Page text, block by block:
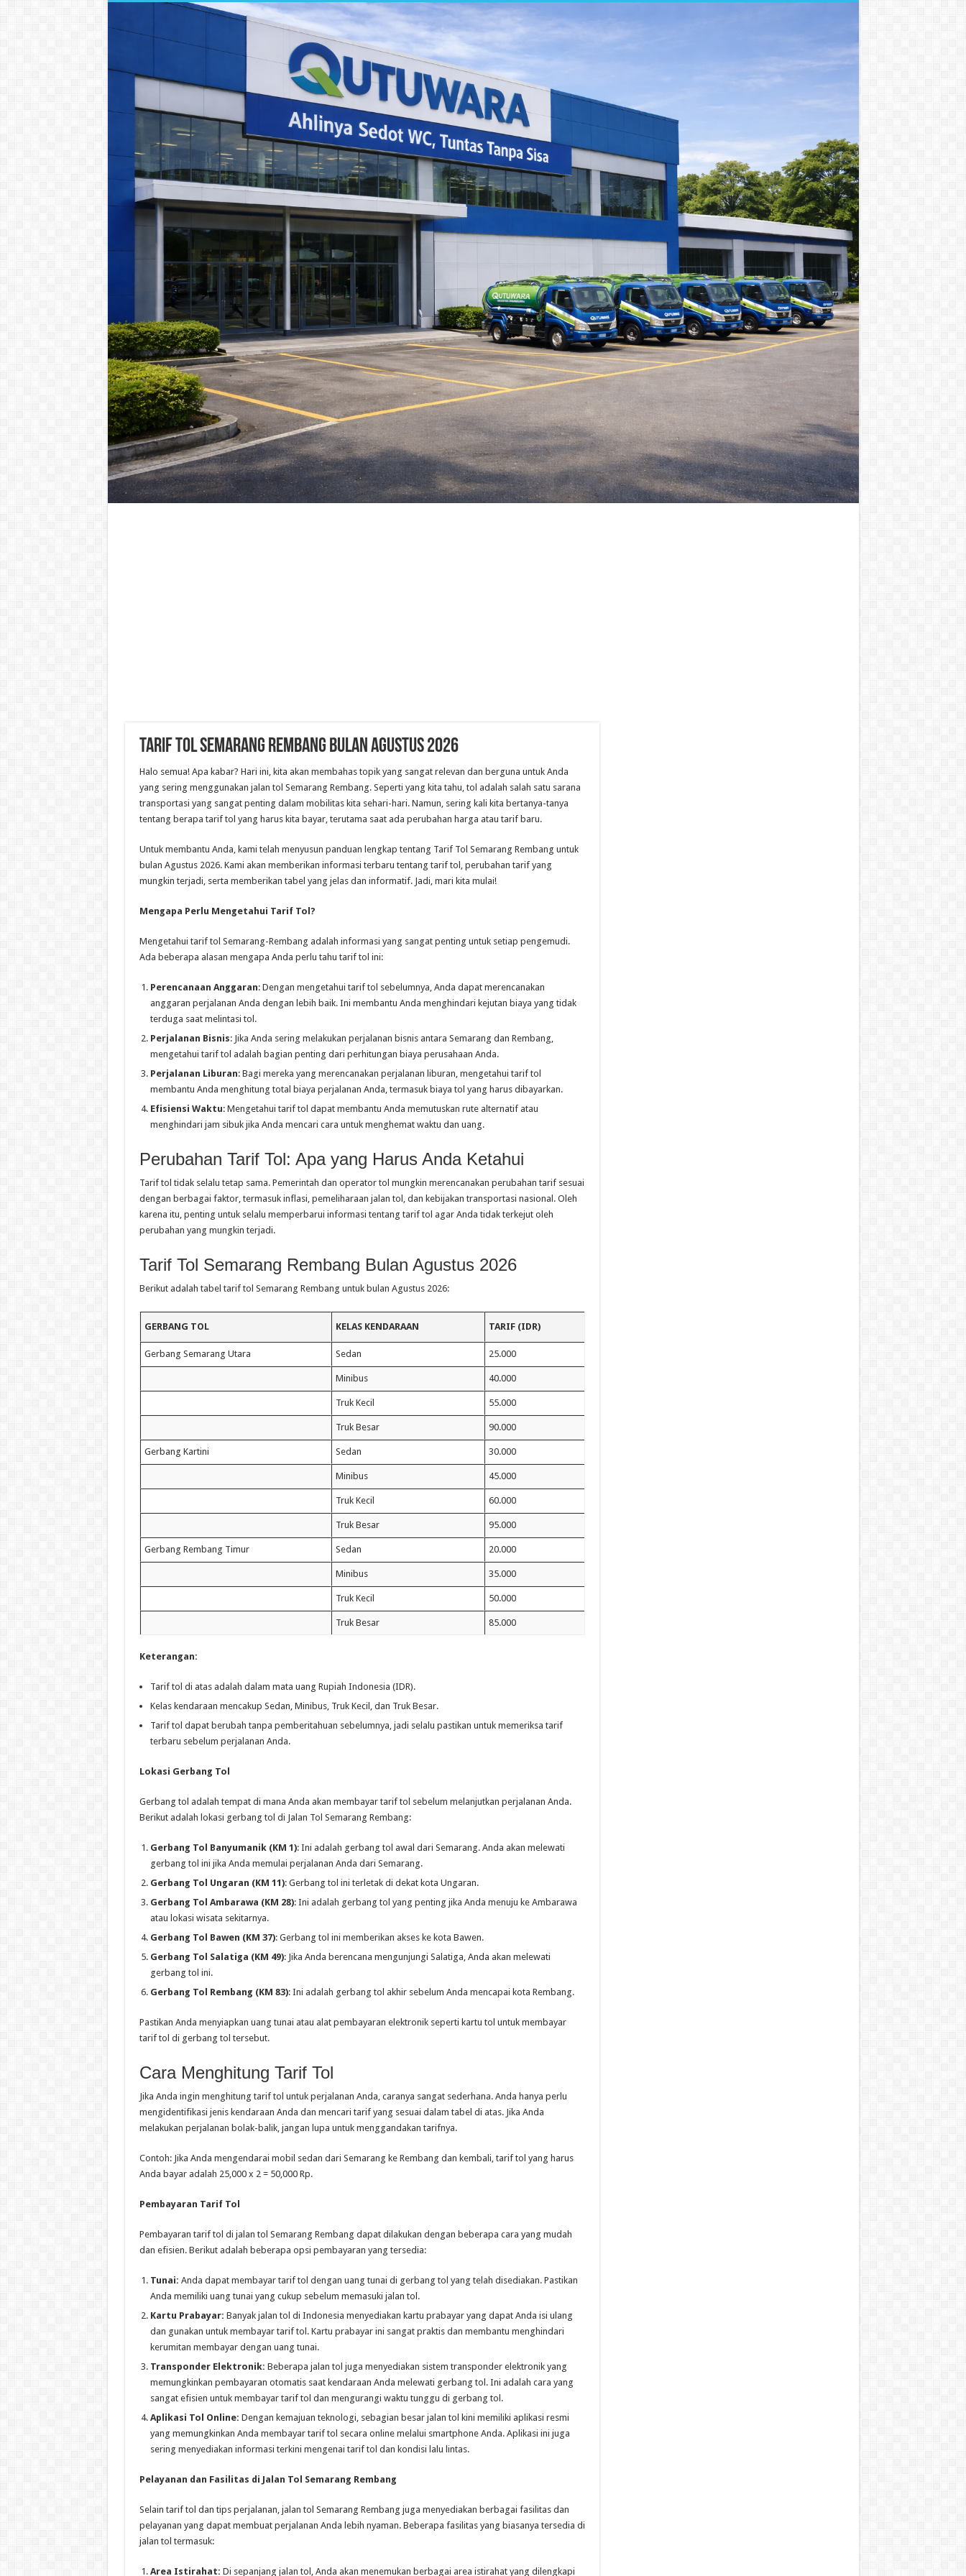
Tarif Tol Semarang Rembang Bulan Agustus 2026
Halo semua! Apa kabar? Hari ini, kita akan membahas topik yang sangat relevan dan berguna untuk Anda
yang sering menggunakan jalan tol Semarang Rembang. Seperti yang kita tahu, tol adalah salah satu sarana
transportasi yang sangat penting dalam mobilitas kita sehari-hari. Namun, sering kali kita bertanya-tanya
tentang berapa tarif tol yang harus kita bayar, terutama saat ada perubahan harga atau tarif baru.
Untuk membantu Anda, kami telah menyusun panduan lengkap tentang Tarif Tol Semarang Rembang untuk
bulan Agustus 2026. Kami akan memberikan informasi terbaru tentang tarif tol, perubahan tarif yang
mungkin terjadi, serta memberikan tabel yang jelas dan informatif. Jadi, mari kita mulai!
Mengapa Perlu Mengetahui Tarif Tol?
Mengetahui tarif tol Semarang-Rembang adalah informasi yang sangat penting untuk setiap pengemudi.
Ada beberapa alasan mengapa Anda perlu tahu tarif tol ini:
Perencanaan Anggaran: Dengan mengetahui tarif tol sebelumnya, Anda dapat merencanakan
anggaran perjalanan Anda dengan lebih baik. Ini membantu Anda menghindari kejutan biaya yang tidak
terduga saat melintasi tol.
Perjalanan Bisnis: Jika Anda sering melakukan perjalanan bisnis antara Semarang dan Rembang,
mengetahui tarif tol adalah bagian penting dari perhitungan biaya perusahaan Anda.
Perjalanan Liburan: Bagi mereka yang merencanakan perjalanan liburan, mengetahui tarif tol
membantu Anda menghitung total biaya perjalanan Anda, termasuk biaya tol yang harus dibayarkan.
Efisiensi Waktu: Mengetahui tarif tol dapat membantu Anda memutuskan rute alternatif atau
menghindari jam sibuk jika Anda mencari cara untuk menghemat waktu dan uang.
Perubahan Tarif Tol: Apa yang Harus Anda Ketahui
Tarif tol tidak selalu tetap sama. Pemerintah dan operator tol mungkin merencanakan perubahan tarif sesuai
dengan berbagai faktor, termasuk inflasi, pemeliharaan jalan tol, dan kebijakan transportasi nasional. Oleh
karena itu, penting untuk selalu memperbarui informasi tentang tarif tol agar Anda tidak terkejut oleh
perubahan yang mungkin terjadi.
Tarif Tol Semarang Rembang Bulan Agustus 2026
Berikut adalah tabel tarif tol Semarang Rembang untuk bulan Agustus 2026:
GERBANG TOL KELAS KENDARAAN TARIF (IDR)
Gerbang Semarang Utara Sedan 25.000
Minibus 40.000
Truk Kecil 55.000
Truk Besar 90.000
Gerbang Kartini Sedan 30.000
Minibus 45.000
Truk Kecil 60.000
Truk Besar 95.000
Gerbang Rembang Timur Sedan 20.000
Minibus 35.000
Truk Kecil 50.000
Truk Besar 85.000
Keterangan:
Tarif tol di atas adalah dalam mata uang Rupiah Indonesia (IDR).
Kelas kendaraan mencakup Sedan, Minibus, Truk Kecil, dan Truk Besar.
Tarif tol dapat berubah tanpa pemberitahuan sebelumnya, jadi selalu pastikan untuk memeriksa tarif
terbaru sebelum perjalanan Anda.
Lokasi Gerbang Tol
Gerbang tol adalah tempat di mana Anda akan membayar tarif tol sebelum melanjutkan perjalanan Anda.
Berikut adalah lokasi gerbang tol di Jalan Tol Semarang Rembang:
Gerbang Tol Banyumanik (KM 1): Ini adalah gerbang tol awal dari Semarang. Anda akan melewati
gerbang tol ini jika Anda memulai perjalanan Anda dari Semarang.
Gerbang Tol Ungaran (KM 11): Gerbang tol ini terletak di dekat kota Ungaran.
Gerbang Tol Ambarawa (KM 28): Ini adalah gerbang tol yang penting jika Anda menuju ke Ambarawa
atau lokasi wisata sekitarnya.
Gerbang Tol Bawen (KM 37): Gerbang tol ini memberikan akses ke kota Bawen.
Gerbang Tol Salatiga (KM 49): Jika Anda berencana mengunjungi Salatiga, Anda akan melewati
gerbang tol ini.
Gerbang Tol Rembang (KM 83): Ini adalah gerbang tol akhir sebelum Anda mencapai kota Rembang.
Pastikan Anda menyiapkan uang tunai atau alat pembayaran elektronik seperti kartu tol untuk membayar
tarif tol di gerbang tol tersebut.
Cara Menghitung Tarif Tol
Jika Anda ingin menghitung tarif tol untuk perjalanan Anda, caranya sangat sederhana. Anda hanya perlu
mengidentifikasi jenis kendaraan Anda dan mencari tarif yang sesuai dalam tabel di atas. Jika Anda
melakukan perjalanan bolak-balik, jangan lupa untuk menggandakan tarifnya.
Contoh: Jika Anda mengendarai mobil sedan dari Semarang ke Rembang dan kembali, tarif tol yang harus
Anda bayar adalah 25,000 x 2 = 50,000 Rp.
Pembayaran Tarif Tol
Pembayaran tarif tol di jalan tol Semarang Rembang dapat dilakukan dengan beberapa cara yang mudah
dan efisien. Berikut adalah beberapa opsi pembayaran yang tersedia:
Tunai: Anda dapat membayar tarif tol dengan uang tunai di gerbang tol yang telah disediakan. Pastikan
Anda memiliki uang tunai yang cukup sebelum memasuki jalan tol.
Kartu Prabayar: Banyak jalan tol di Indonesia menyediakan kartu prabayar yang dapat Anda isi ulang
dan gunakan untuk membayar tarif tol. Kartu prabayar ini sangat praktis dan membantu menghindari
kerumitan membayar dengan uang tunai.
Transponder Elektronik: Beberapa jalan tol juga menyediakan sistem transponder elektronik yang
memungkinkan pembayaran otomatis saat kendaraan Anda melewati gerbang tol. Ini adalah cara yang
sangat efisien untuk membayar tarif tol dan mengurangi waktu tunggu di gerbang tol.
Aplikasi Tol Online: Dengan kemajuan teknologi, sebagian besar jalan tol kini memiliki aplikasi resmi
yang memungkinkan Anda membayar tarif tol secara online melalui smartphone Anda. Aplikasi ini juga
sering menyediakan informasi terkini mengenai tarif tol dan kondisi lalu lintas.
Pelayanan dan Fasilitas di Jalan Tol Semarang Rembang
Selain tarif tol dan tips perjalanan, jalan tol Semarang Rembang juga menyediakan berbagai fasilitas dan
pelayanan yang dapat membuat perjalanan Anda lebih nyaman. Beberapa fasilitas yang biasanya tersedia di
jalan tol termasuk:
Area Istirahat: Di sepanjang jalan tol, Anda akan menemukan berbagai area istirahat yang dilengkapi